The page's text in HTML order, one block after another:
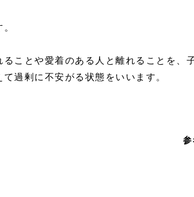
ことや愛着のある人と離れることを、
過剰に不安がる状態をいいます。
参